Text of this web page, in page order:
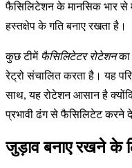
फैसिलिटेशन के मानसिक भार से
हस्तक्षेप के गति बनाए रखता है।
कुछ टीमें फैसिलिटेटर रोटेशनका
रेट्रो संचालित करता है। यह
साथ, यह रोटेशन आसान है
प्रभावी ढंग से फैसिलिटेट करने
जुड़ाव बनाए रखने के